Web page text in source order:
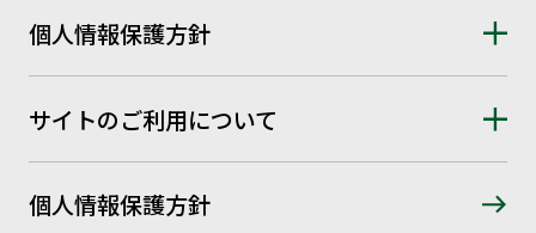
個人情報保護方針
サイトのご利用について
個人情報保護方針